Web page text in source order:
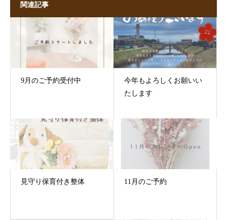
関連記事
9月のご予約受付中
今年もよろしくお願いい
たします
見守り保育付き整体 11月のご予約